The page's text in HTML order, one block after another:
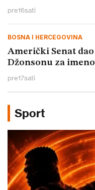
pre16sati
BOSNA I HERCEGOVINA
Američki Senat
Džonsonu za
pre17sati
Sport